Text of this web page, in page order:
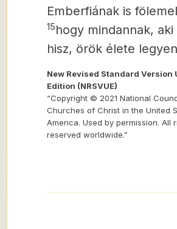
Emberfiának is
15hogy mindannak,
hisz, örök élete
New Revised Standard Version
Edition (NRSVUE)
“Copyright © 2021 National
Churches of Christ in the United
America. Used by permission. All
reserved worldwide.”